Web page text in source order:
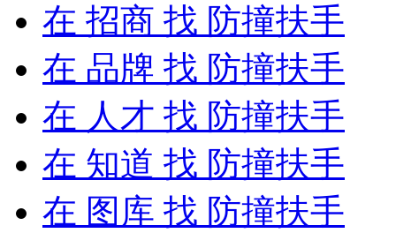
在 招商 找 防撞扶手
在 品牌 找 防撞扶手
在 人才 找 防撞扶手
在 知道 找 防撞扶手
在 图库 找 防撞扶手